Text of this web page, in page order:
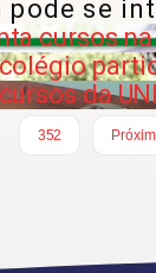
pode se
cursos
da
352